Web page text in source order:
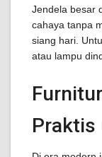
Jendela besar
cahaya tanpa
siang hari.
atau lampu
Praktis